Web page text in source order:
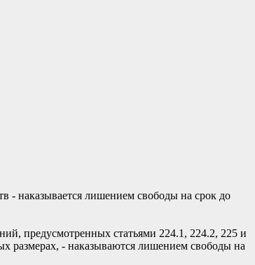
- наказывается лишением свободы на срок до
предусмотренных статьями 224.1, 224.2, 225 и
размерах, - наказываются лишением свободы на